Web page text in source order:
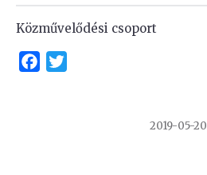
Közművelődési csoport
Facebook
2019-05-20